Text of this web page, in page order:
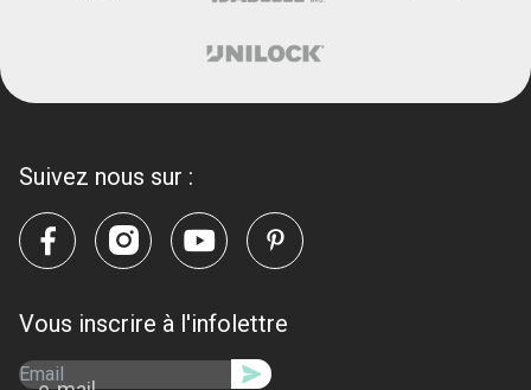
Suivez nous sur :
Vous inscrire à l'infolettre